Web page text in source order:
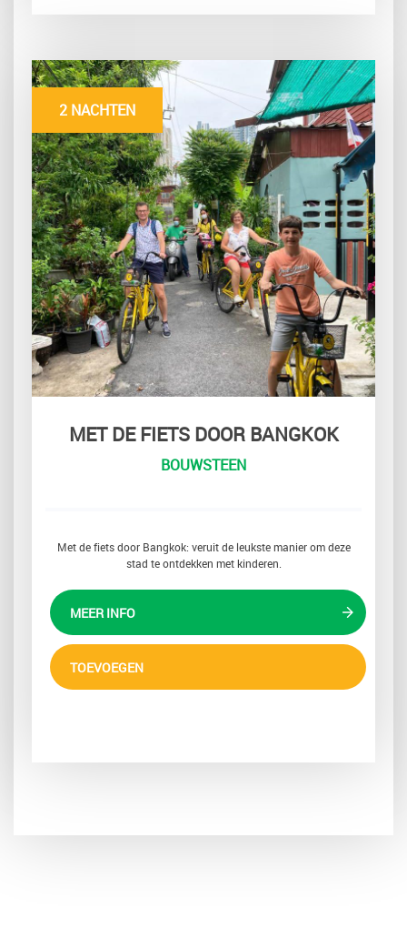
2 NACHTEN
MET DE FIETS DOOR BANGKOK
BOUWSTEEN
Met de fiets door Bangkok: veruit de leukste manier om deze
stad te ontdekken met kinderen.
MEER INFO
TOEVOEGEN